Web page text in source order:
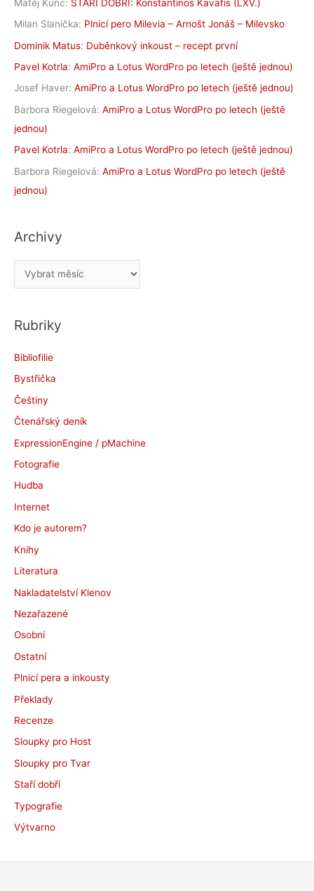
Matěj Kunc: STAŘÍ DOBŘÍ: Konstantinos Kavafis (LXV.)
Milan Slanička: Plnicí pero Milevia – Arnošt Jonáš – Milevsko
Dominik Matus: Duběnkový inkoust – recept první
Pavel Kotrla: AmiPro a Lotus WordPro po letech (ještě jednou)
Josef Haver: AmiPro a Lotus WordPro po letech (ještě jednou)
Barbora Riegelová: AmiPro a Lotus WordPro po letech (ještě
jednou)
Pavel Kotrla: AmiPro a Lotus WordPro po letech (ještě jednou)
Barbora Riegelová: AmiPro a Lotus WordPro po letech (ještě
jednou)
Archivy
r
h
v
y
Rubriky
Bibliofilie
Bystřička
Češtiny
Čtenářský deník
ExpressionEngine / pMachine
Fotografie
Hudba
Internet
Kdo je autorem?
Knihy
Literatura
Nakladatelství Klenov
Nezařazené
Osobní
Ostatní
Plnicí pera a inkousty
Překlady
Recenze
Sloupky pro Host
Sloupky pro Tvar
Staří dobří
Typografie
Výtvarno